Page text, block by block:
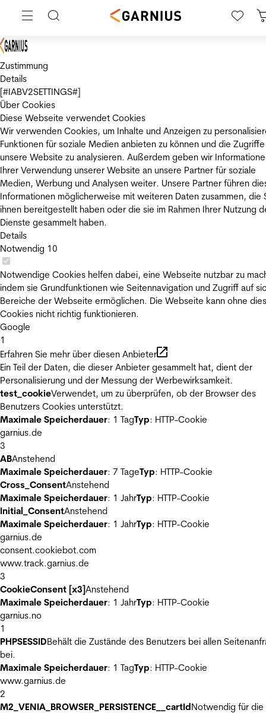
Zustimmung
Details
[#IABV2SETTINGS#]
Über Cookies
Diese Webseite verwendet Cookies
Wir verwenden Cookies, um Inhalte und Anzeigen zu
Funktionen für soziale Medien anbieten zu können und die
unsere Website zu analysieren. Außerdem geben wir
Ihrer Verwendung unserer Website an unsere Partner für soziale
Medien, Werbung und Analysen weiter. Unsere Partner führen
Informationen möglicherweise mit weiteren Daten zusammen, die
ihnen bereitgestellt haben oder die sie im Rahmen Ihrer Nutzung
Dienste gesammelt haben.
Details
Notwendig 10
Notwendige Cookies helfen dabei, eine Webseite nutzbar zu
indem sie Grundfunktionen wie Seitennavigation und Zugriff auf
Bereiche der Webseite ermöglichen. Die Webseite kann ohne
Cookies nicht richtig funktionieren.
Google
1
Erfahren Sie mehr über diesen Anbieter
Ein Teil der Daten, die dieser Anbieter gesammelt hat, dient der
Personalisierung und der Messung der Werbewirksamkeit.
test_cookieVerwendet, um zu überprüfen, ob der Browser des
Benutzers Cookies unterstützt.
Maximale Speicherdauer: 1 TagTyp: HTTP-Cookie
garnius.de
3
ABAnstehend
Maximale Speicherdauer: 7 TageTyp: HTTP-Cookie
Cross_ConsentAnstehend
Maximale Speicherdauer: 1 JahrTyp: HTTP-Cookie
Initial_ConsentAnstehend
Maximale Speicherdauer: 1 JahrTyp: HTTP-Cookie
garnius.de
consent.cookiebot.com
www.track.garnius.de
3
CookieConsent [x3]Anstehend
Maximale Speicherdauer: 1 JahrTyp: HTTP-Cookie
garnius.no
1
PHPSESSIDBehält die Zustände des Benutzers bei allen
bei.
Maximale Speicherdauer: 1 TagTyp: HTTP-Cookie
www.garnius.de
2
M2_VENIA_BROWSER_PERSISTENCE__cartIdNotwendig für die